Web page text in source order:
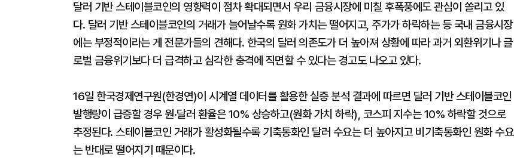
달러 기반 스테이블코인의 영향력이 점차 확대되면서 우리 금융시장에 미칠 후폭풍에도 관심이 쏠리고 있
다. 달러 기반 스테이블코인의 거래가 늘어날수록 원화 가치는 떨어지고, 주가가 하락하는 등 국내 금융시장
에는 부정적이라는 게 전문가들의 견해다. 한국의 달러 의존도가 더 높아져 상황에 따라 과거 외환위기나 글
로벌 금융위기보다 더 급격하고 심각한 충격에 직면할 수 있다는 경고도 나오고 있다.
16일 한국경제연구원(한경연)이 시계열 데이터를 활용한 실증 분석 결과에 따르면 달러 기반 스테이블코인
발행량이 급증할 경우 원·달러 환율은 10% 상승하고(원화 가치 하락), 코스피 지수는 10% 하락할 것으로
추정된다. 스테이블코인 거래가 활성화될수록 기축통화인 달러 수요는 더 높아지고 비기축통화인 원화 수요
는 반대로 떨어지기 때문이다.